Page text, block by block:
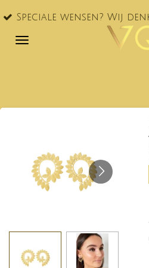
Ga
naar
wensen? Wij denken graag